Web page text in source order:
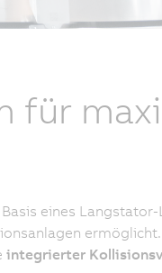
für
eines
integrierter